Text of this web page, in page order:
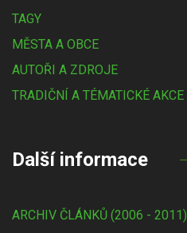
TAGY
MĚSTA A OBCE
AUTOŘI A ZDROJE
TRADIČNÍ A TÉMATICKÉ AKCE
Další informace
ARCHIV ČLÁNKŮ (2006 - 2011)